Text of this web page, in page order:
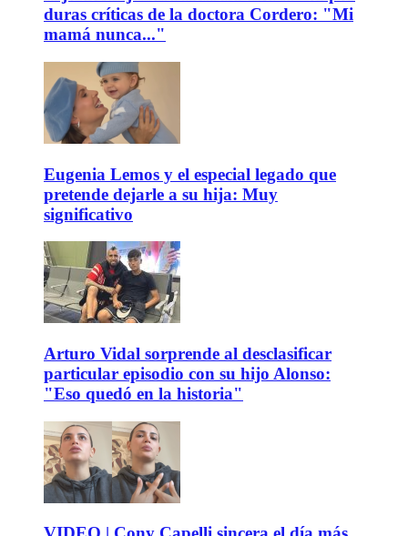
duras críticas de la doctora Cordero: "Mi
mamá nunca..."
Eugenia Lemos y el especial legado que
pretende dejarle a su hija: Muy
significativo
Arturo Vidal sorprende al desclasificar
particular episodio con su hijo Alonso:
"Eso quedó en la historia"